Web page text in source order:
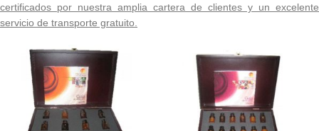
certificados por nuestra amplia cartera de clientes y un excelente
servicio de transporte gratuito.